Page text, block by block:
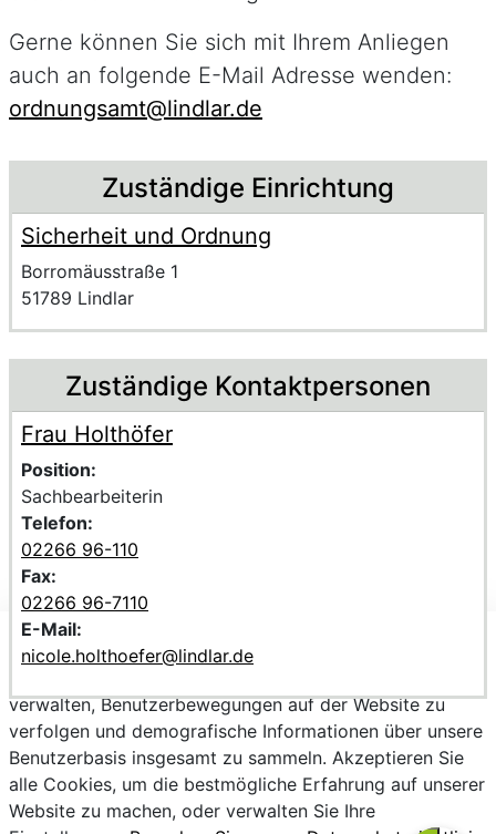
Gerne können Sie sich mit Ihrem Anliegen
auch an folgende E-Mail Adresse wenden:
ordnungsamt@lindlar.de
Beschreibung
Zuständige Einrichtung
Name der Einrichtung
Sicherheit und Ordnung
Anschrift der Einrichtung
Strasse und Hausnummer
Borromäusstraße 1
PLZ und Ort
51789 Lindlar
Zuständige Kontaktpersonen
Beschreibung der zuständigen KontaktpersonFrau
Voller Name:
Frau Holthöfer
Position:
Sachbearbeiterin
Telefon:
02266 96-110
Fax:
02266 96-7110
E-Mail:
nicole.holthoefer@lindlar.de
Wir verwenden Cookies, um personalisierte Inhalte
verwalten, Benutzerbewegungen auf der Website zu
verfolgen und demografische Informationen über unsere
Benutzerbasis insgesamt zu sammeln. Akzeptieren Sie
alle Cookies, um die bestmögliche Erfahrung auf unserer
Website zu machen, oder verwalten Sie Ihre